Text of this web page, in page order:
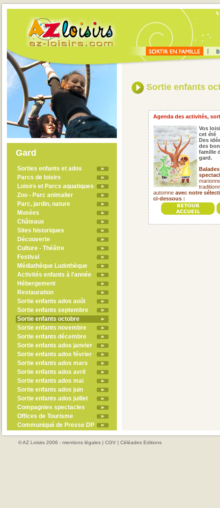
Gard
Sorties enfants et ados
Parcs de loisirs
Loisirs et Parcs aquatiques
Zoo - Parc animalier
Parc, jardin, nature
Musées
Châteaux
Sites historiques
Découverte
Culture - Théâtre
Festival
Médiathèque Ludothèque
Activités enfants à l'année
Hébergement
Restauration
Sortie enfants ados août
Sortie enfants septembre
Sortie enfants octobre
Sortie enfants novembre
Sortie enfants décembre
Sortie enfants ados janvier
Sortie enfants ados février
Sortie enfants ados mars
Sortie enfants ados avril
Sortie enfants ados mai
Sortie enfants ados juin
Sortie enfants ados juillet
Compagnies spectacles
Offices de Tourisme
Communiqué de Presse DP
Sortie enfants
Agenda des activités,
Vos
cet été
Des
des
famille
gard.
automne avec notre
ci-dessous :
© AZ Loisirs 2006 - mentions légales | CGV | Céléades Editions